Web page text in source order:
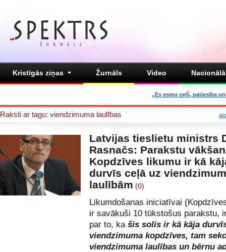
Kristīgās ziņas Žurnāls Video
„Es esmu ceļš, patiesība
Raksti ar tagu: viendzimuma laulības
Latvijas tieslietu ministrs
Rasnačs: Parakstu
Kopdzīves likumu ir kā
durvīs ceļā uz
laulībām (0)
Likumdošanas iniciatīvai
ir savākuši 10 tūkstošus parakstu,
par to, ka šis solis ir kā kāja
viendzimuma kopdzīves, tam
viendzimuma laulības un bērnu